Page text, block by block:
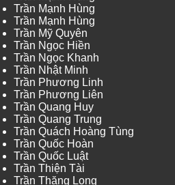
Trần Mạnh Hùng
Trần Mạnh Hùng
Trần Mỹ Quyên
Trần Ngọc Hiền
Trần Ngọc Khanh
Trần Nhật Minh
Trần Phương Linh
Trần Phương Liên
Trần Quang Huy
Trần Quang Trung
Trần Quách Hoàng Tùng
Trần Quốc Hoàn
Trần Quốc Luật
Trần Thiện Tài
Trần Thăng Long